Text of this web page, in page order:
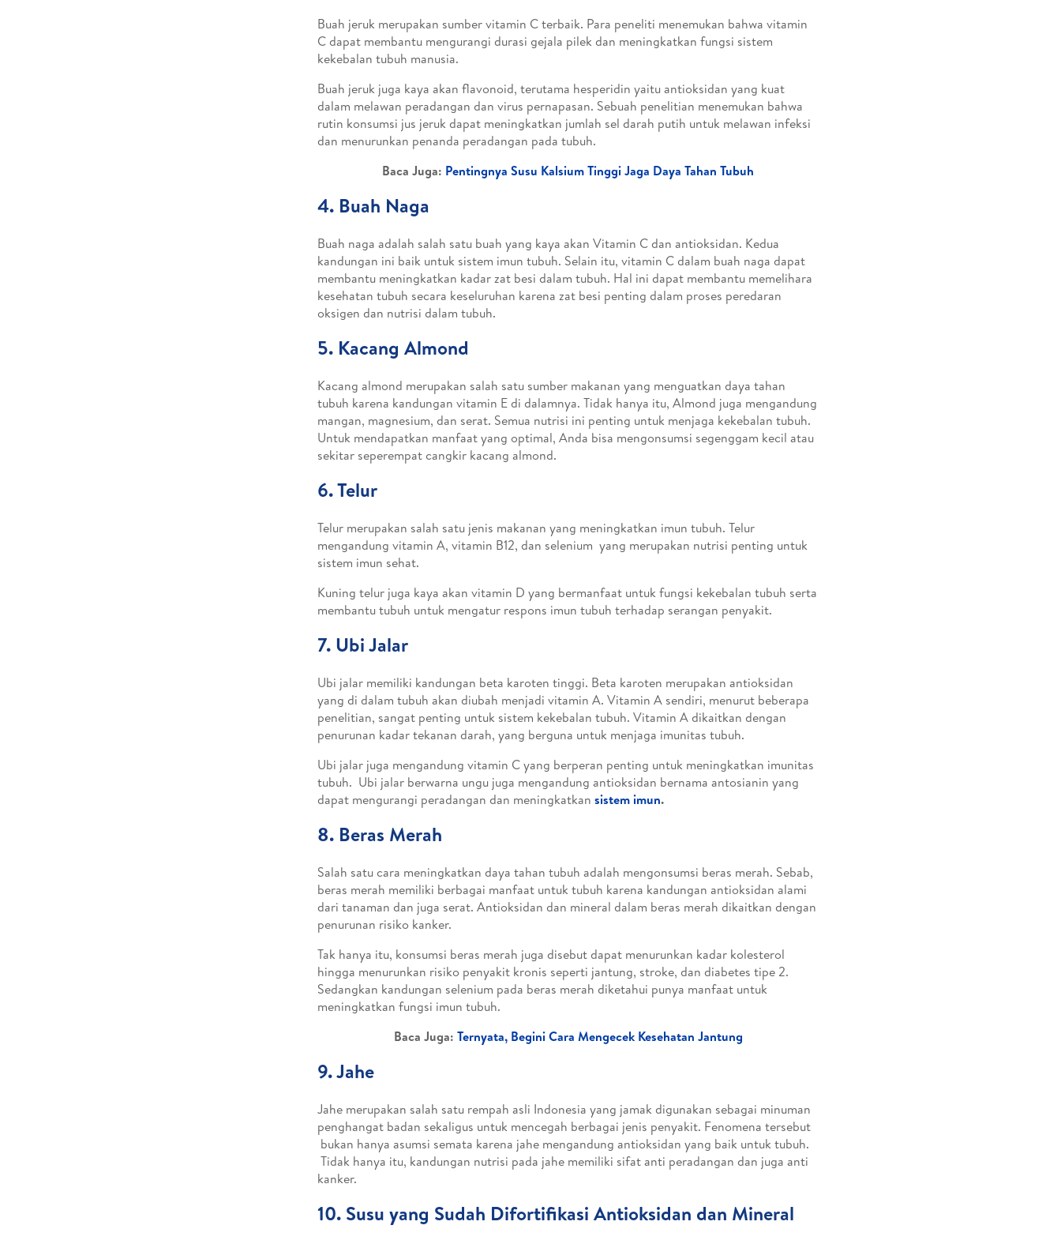
Buah jeruk merupakan sumber vitamin C terbaik. Para peneliti menemukan bahwa vitamin
C dapat membantu mengurangi durasi gejala pilek dan meningkatkan fungsi sistem
kekebalan tubuh manusia.
Buah jeruk juga kaya akan flavonoid, terutama hesperidin yaitu antioksidan yang kuat
dalam melawan peradangan dan virus pernapasan. Sebuah penelitian menemukan bahwa
rutin konsumsi jus jeruk dapat meningkatkan jumlah sel darah putih untuk melawan infeksi
dan menurunkan penanda peradangan pada tubuh.
Baca Juga: Pentingnya Susu Kalsium Tinggi Jaga Daya Tahan Tubuh
4. Buah Naga
Buah naga adalah salah satu buah yang kaya akan Vitamin C dan antioksidan. Kedua
kandungan ini baik untuk sistem imun tubuh. Selain itu, vitamin C dalam buah naga dapat
membantu meningkatkan kadar zat besi dalam tubuh. Hal ini dapat membantu memelihara
kesehatan tubuh secara keseluruhan karena zat besi penting dalam proses peredaran
oksigen dan nutrisi dalam tubuh.
5. Kacang Almond
Kacang almond merupakan salah satu sumber makanan yang menguatkan daya tahan
tubuh karena kandungan vitamin E di dalamnya. Tidak hanya itu, Almond juga mengandung
mangan, magnesium, dan serat. Semua nutrisi ini penting untuk menjaga kekebalan tubuh.
Untuk mendapatkan manfaat yang optimal, Anda bisa mengonsumsi segenggam kecil atau
sekitar seperempat cangkir kacang almond.
6. Telur
Telur merupakan salah satu jenis makanan yang meningkatkan imun tubuh. Telur
mengandung vitamin A, vitamin B12, dan selenium yang merupakan nutrisi penting untuk
sistem imun sehat.
Kuning telur juga kaya akan vitamin D yang bermanfaat untuk fungsi kekebalan tubuh serta
membantu tubuh untuk mengatur respons imun tubuh terhadap serangan penyakit.
7. Ubi Jalar
Ubi jalar memiliki kandungan beta karoten tinggi. Beta karoten merupakan antioksidan
yang di dalam tubuh akan diubah menjadi vitamin A. Vitamin A sendiri, menurut beberapa
penelitian, sangat penting untuk sistem kekebalan tubuh. Vitamin A dikaitkan dengan
penurunan kadar tekanan darah, yang berguna untuk menjaga imunitas tubuh.
Ubi jalar juga mengandung vitamin C yang berperan penting untuk meningkatkan imunitas
tubuh. Ubi jalar berwarna ungu juga mengandung antioksidan bernama antosianin yang
dapat mengurangi peradangan dan meningkatkan sistem imun.
8. Beras Merah
Salah satu cara meningkatkan daya tahan tubuh adalah mengonsumsi beras merah. Sebab,
beras merah memiliki berbagai manfaat untuk tubuh karena kandungan antioksidan alami
dari tanaman dan juga serat. Antioksidan dan mineral dalam beras merah dikaitkan dengan
penurunan risiko kanker.
Tak hanya itu, konsumsi beras merah juga disebut dapat menurunkan kadar kolesterol
hingga menurunkan risiko penyakit kronis seperti jantung, stroke, dan diabetes tipe 2.
Sedangkan kandungan selenium pada beras merah diketahui punya manfaat untuk
meningkatkan fungsi imun tubuh.
Baca Juga: Ternyata, Begini Cara Mengecek Kesehatan Jantung
9. Jahe
Jahe merupakan salah satu rempah asli Indonesia yang jamak digunakan sebagai minuman
penghangat badan sekaligus untuk mencegah berbagai jenis penyakit. Fenomena tersebut
bukan hanya asumsi semata karena jahe mengandung antioksidan yang baik untuk tubuh.
Tidak hanya itu, kandungan nutrisi pada jahe memiliki sifat anti peradangan dan juga anti
kanker.
10. Susu yang Sudah Difortifikasi Antioksidan dan Mineral